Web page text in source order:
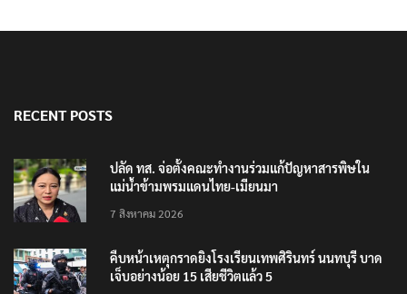
RECENT POSTS
ปลัด ทส. จ่อตั้งคณะทำงานร่วมแก้ปัญหาสารพิษใน
แม่น้ำข้ามพรมแดนไทย-เมียนมา
7 สิงหาคม 2026
คืบหน้าเหตุกราดยิงโรงเรียนเทพศิรินทร์ นนทบุรี บาด
เจ็บอย่างน้อย 15 เสียชีวิตแล้ว 5